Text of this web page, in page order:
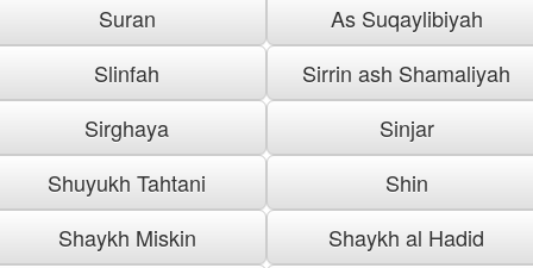
Suran
As Suqaylibiyah
Slinfah
Sirrin ash Shamaliyah
Sirghaya
Sinjar
Shuyukh Tahtani
Shin
Shaykh Miskin
Shaykh al Hadid